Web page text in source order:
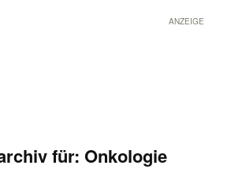
ANZEIGE
für: Onkologie